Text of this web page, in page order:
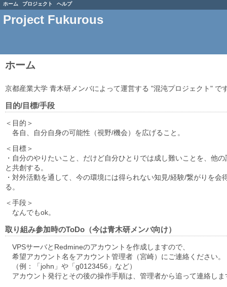
ホーム プロジェクト ヘルプ
Project Fukurous
ホーム
京都産業大学 青木研メンバによって運営する "混沌プロジェクト" で
目的/目標/手段
＜目的＞
各自、自分自身の可能性（視野/機会）を広げること。
＜目標＞
・自分のやりたいこと、だけど自分ひとりでは成し難いことを、他の
と共創する。
・対外活動を通して、今の環境には得られない知見/経験/繋がりを会
る。
＜手段＞
なんでもok。
取り組み参加時のToDo（今は青木研メンバ向け）
VPSサーバとRedmineのアカウントを作成しますので、
希望アカウント名をアカウント管理者（宮崎）にご連絡ください。
（例：「john」や「g0123456」など）
アカウント発行とその後の操作手順は、管理者から追って連絡しま